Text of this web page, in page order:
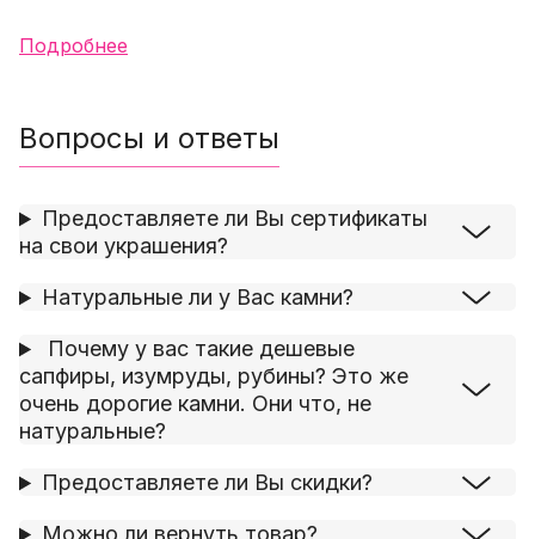
Подробнее
Вопросы и ответы
Предоставляете ли Вы сертификаты
на свои украшения?
Натуральные ли у Вас камни?
Почему у вас такие дешевые
сапфиры, изумруды, рубины? Это же
очень дорогие камни. Они что, не
натуральные?
Предоставляете ли Вы скидки?